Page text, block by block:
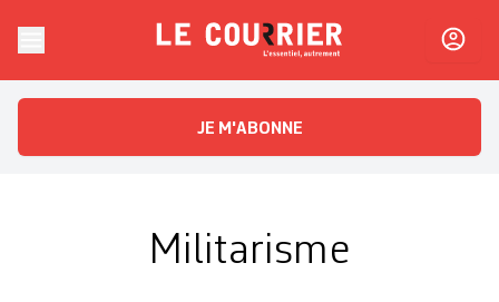
Le CourrierL'essentiel, autrement
JE M'ABONNE
Militarisme